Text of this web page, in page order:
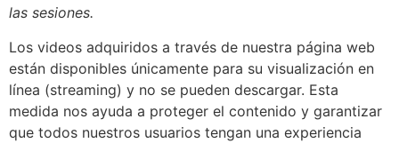
las sesiones.
Los videos adquiridos a través de nuestra página web
están disponibles únicamente para su visualización en
línea (streaming) y no se pueden descargar. Esta
medida nos ayuda a proteger el contenido y garantizar
que todos nuestros usuarios tengan una experiencia